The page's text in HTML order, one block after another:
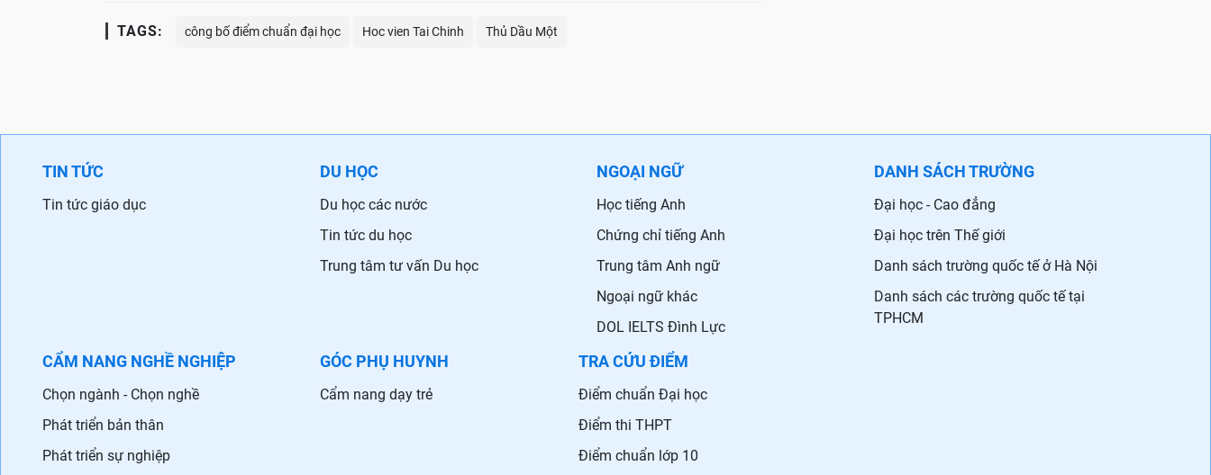
TAGS: công bố điểm chuẩn đại học Hoc vien Tai Chinh Thủ Dầu Một
TIN TỨC
Tin tức giáo dục
DU HỌC
Du học các nước
Tin tức du học
Trung tâm tư vấn Du học
NGOẠI NGỮ
Học tiếng Anh
Chứng chỉ tiếng Anh
Trung tâm Anh ngữ
Ngoại ngữ khác
DOL IELTS Đình Lực
DANH SÁCH TRƯỜNG
Đại học - Cao đẳng
Đại học trên Thế giới
Danh sách trường quốc tế ở Hà Nội
Danh sách các trường quốc tế tại
TPHCM
CẨM NANG NGHỀ NGHIỆP
Chọn ngành - Chọn nghề
Phát triển bản thân
Phát triển sự nghiệp
GÓC PHỤ HUYNH
Cẩm nang dạy trẻ
TRA CỨU ĐIỂM
Điểm chuẩn Đại học
Điểm thi THPT
Điểm chuẩn lớp 10